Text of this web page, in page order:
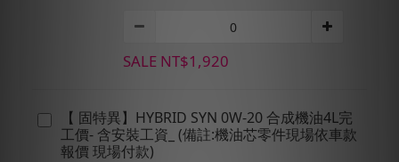
SALE NT$1,920
【 固特異】HYBRID SYN 0W-20 合成機油4L完
工價- 含安裝工資_ (備註:機油芯零件現場依車款
報價 現場付款)